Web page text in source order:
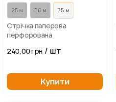
25 м 50 м 75 м
Стрічка паперова
перфорована
240,00 грн / шт
Купити